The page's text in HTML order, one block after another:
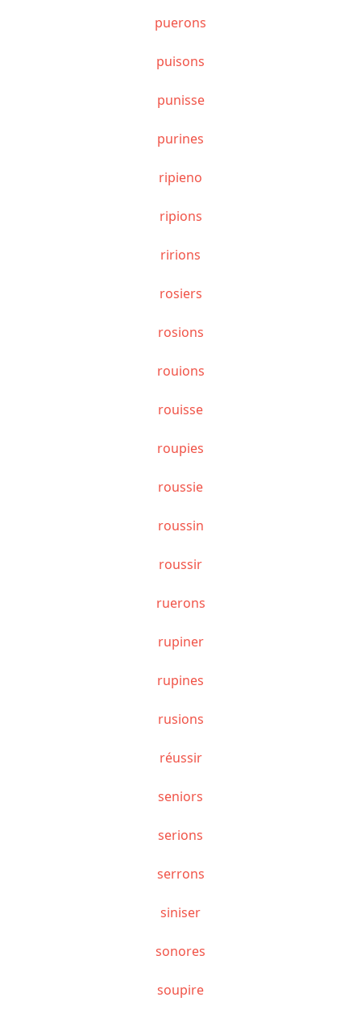
puerons
puisons
punisse
purines
ripieno
ripions
ririons
rosiers
rosions
rouions
rouisse
roupies
roussie
roussin
roussir
ruerons
rupiner
rupines
rusions
réussir
seniors
serions
serrons
siniser
sonores
soupire